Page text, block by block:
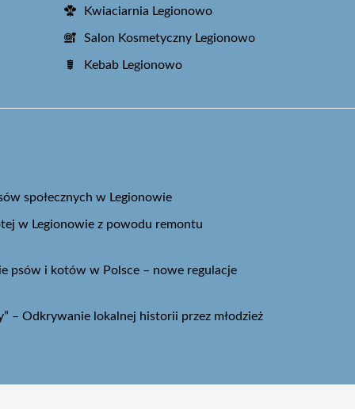
Kwiaciarnia Legionowo
Salon Kosmetyczny Legionowo
Kebab Legionowo
społecznych w Legionowie
w Legionowie z powodu remontu
psów i kotów w Polsce – nowe regulacje
– Odkrywanie lokalnej historii przez młodzież